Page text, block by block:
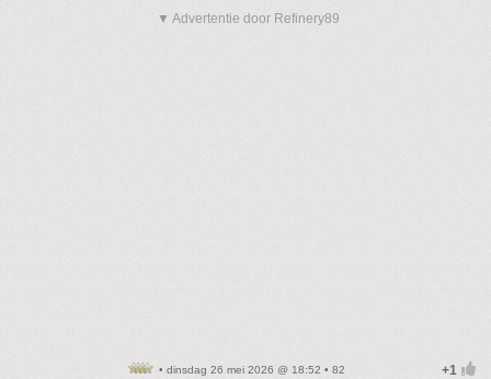
▼ Advertentie door Refinery89
• dinsdag 26 mei 2026 @ 18:52 • 82